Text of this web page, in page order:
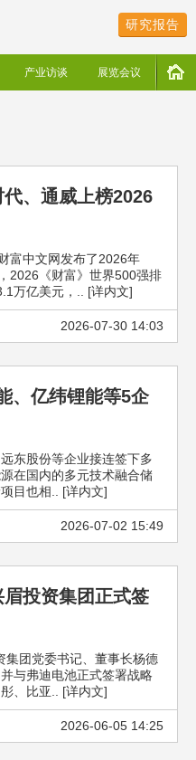
研究报告
产业访谈 展览会议
、通威上榜2026
富中文网发布了2026年
2026《财富》世界500强排
万亿美元，.. [详内文]
2026-07-30 14:03
、亿纬锂能等5企
东股份等企业接连签下多
在国内的多元技术融合储
目也相.. [详内文]
2026-07-02 15:49
投资集团正式签
集团党委书记、董事长杨德
与弗迪电池正式签署战略
、比亚.. [详内文]
2026-06-05 14:25